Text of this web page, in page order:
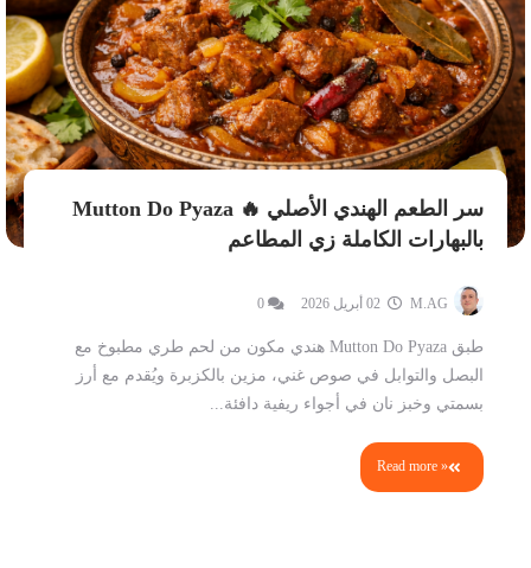
سر الطعم الهندي الأصلي 🔥 Mutton Do Pyaza
بالبهارات الكاملة زي المطاعم
M.AG
0
طبق Mutton Do Pyaza هندي مكون من لحم طري مطبوخ مع
البصل والتوابل في صوص غني، مزين بالكزبرة ويُقدم مع أرز
بسمتي وخبز نان في أجواء ريفية دافئة...
Read more »